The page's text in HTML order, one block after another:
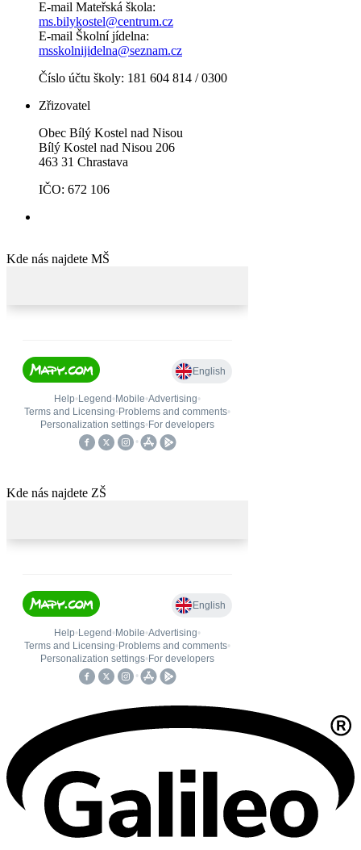
E-mail Mateřská škola:
ms.bilykostel@centrum.cz
E-mail Školní jídelna:
msskolnijidelna@seznam.cz
Číslo účtu školy: 181 604 814 / 0300
Zřizovatel
Obec Bílý Kostel nad Nisou
Bílý Kostel nad Nisou 206
463 31 Chrastava
IČO: 672 106
Kde nás najdete MŠ
Kde nás najdete ZŠ